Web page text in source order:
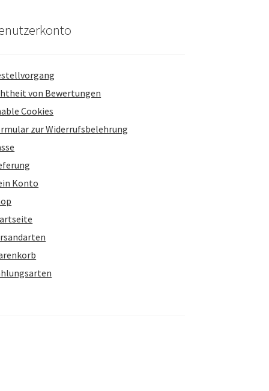
von Bewertungen
Cookies
zur Widerrufsbelehrung
Konto